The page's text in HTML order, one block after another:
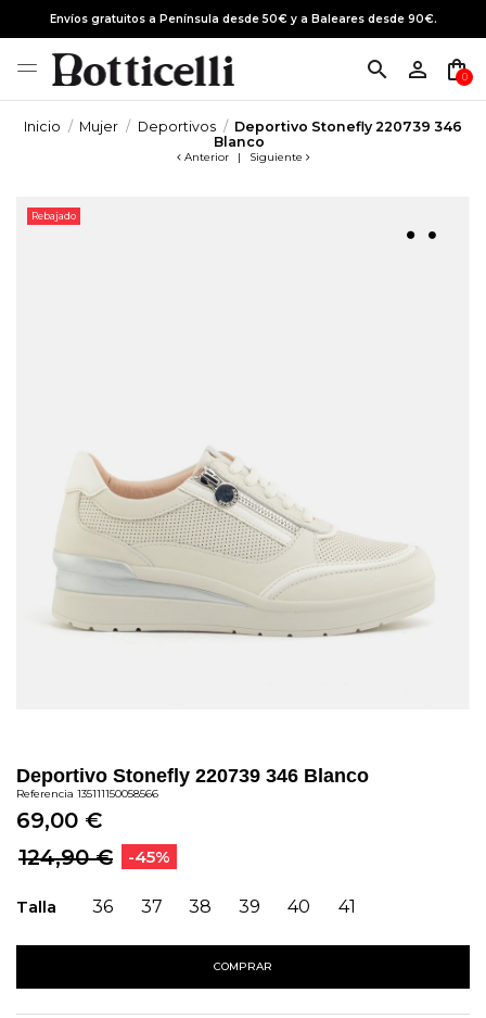
Envíos gratuitos a Península desde 50€ y a Baleares desde 90€.
search person_outline shopping_bag
0
Inicio Mujer Deportivos
Deportivo Stonefly 220739 346
Blanco
Anterior | Siguiente
Rebajado
Deportivo Stonefly 220739 346 Blanco
Referencia 135111150058566
69,00 €
124,90 €
-45%
Talla 36 37 38 39 40 41
COMPRAR